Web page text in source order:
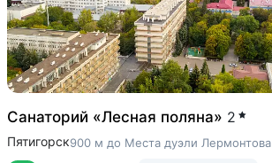
Санаторий «Лесная поляна» 2
Пятигорск900 м до Места дуэли Лермонтова